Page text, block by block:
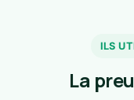
ILS
La